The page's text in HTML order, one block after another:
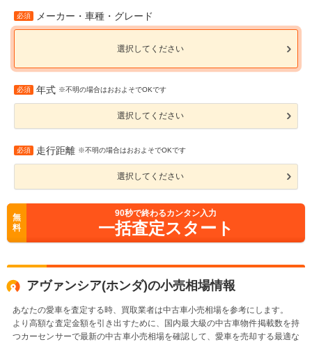
必須 メーカー・車種・グレード
選択してください
必須 年式 ※不明の場合はおおよそでOKです
選択してください
必須 走行距離 ※不明の場合はおおよそでOKです
選択してください
無
料
90秒で終わるカンタン入力
一括査定スタート
アヴァンシア(ホンダ)の小売相場情報
あなたの愛車を査定する時、買取業者は中古車小売相場を参考にします。
より高額な査定金額を引き出すために、国内最大級の中古車物件掲載数を持
つカーセンサーで最新の中古車小売相場を確認して、愛車を売却する最適な